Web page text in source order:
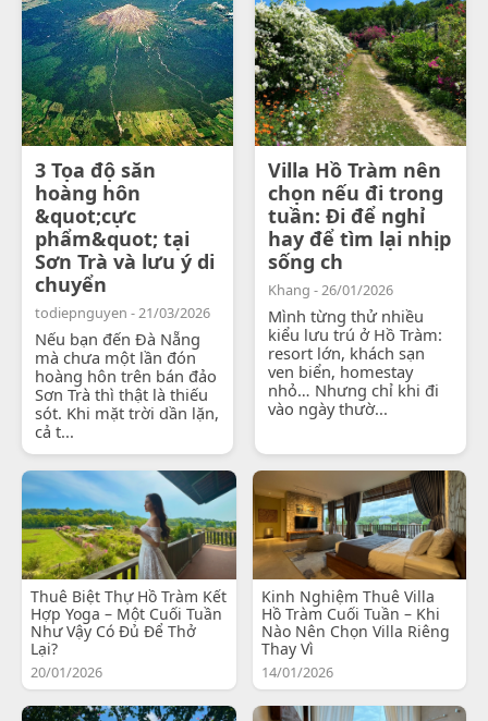
3 Tọa độ săn
hoàng hôn
&quot;cực
phẩm&quot; tại
Sơn Trà và lưu ý di
chuyển
todiepnguyen - 21/03/2026
Nếu bạn đến Đà Nẵng
mà chưa một lần đón
hoàng hôn trên bán đảo
Sơn Trà thì thật là thiếu
sót. Khi mặt trời dần lặn,
cả t...
Villa Hồ Tràm nên
chọn nếu đi trong
tuần: Đi để nghỉ
hay để tìm lại nhịp
sống ch
Khang - 26/01/2026
Mình từng thử nhiều
kiểu lưu trú ở Hồ Tràm:
resort lớn, khách sạn
ven biển, homestay
nhỏ… Nhưng chỉ khi đi
vào ngày thườ...
Thuê Biệt Thự Hồ Tràm Kết
Hợp Yoga – Một Cuối Tuần
Như Vậy Có Đủ Để Thở
Lại?
20/01/2026
Kinh Nghiệm Thuê Villa
Hồ Tràm Cuối Tuần – Khi
Nào Nên Chọn Villa Riêng
Thay Vì
14/01/2026